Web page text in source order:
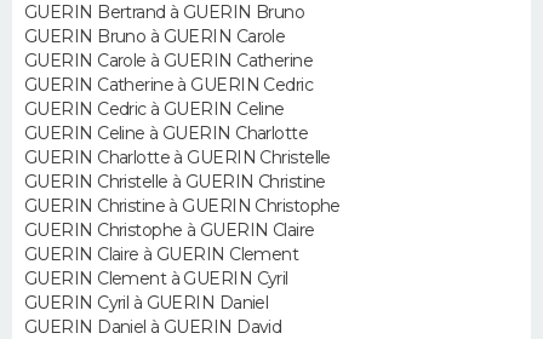
GUIDES D'ACHAT
BONS PLANS
CARTE DE VOEUX
Carte de Noël
Carte Bonne année
Carte Saint-Valentin
Carte Pâques
Carte d'anniversaire
DICTIONNAIRE
Dictionnaire
Biographies
Citations
Expressions
Proverbes
PROGRAMME TV
COPAINS D'AVANT
GUERIN Bertrand à GUERIN Bruno
GUERIN Bruno à GUERIN Carole
GUERIN Carole à GUERIN Catherine
GUERIN Catherine à GUERIN Cedric
GUERIN Cedric à GUERIN Celine
GUERIN Celine à GUERIN Charlotte
GUERIN Charlotte à GUERIN Christelle
GUERIN Christelle à GUERIN Christine
GUERIN Christine à GUERIN Christophe
GUERIN Christophe à GUERIN Claire
GUERIN Claire à GUERIN Clement
GUERIN Clement à GUERIN Cyril
GUERIN Cyril à GUERIN Daniel
GUERIN Daniel à GUERIN David